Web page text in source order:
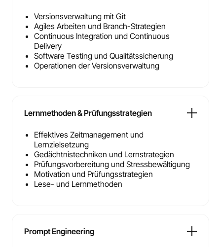
Versionsverwaltung mit Git
Agiles Arbeiten und Branch-Strategien
Continuous Integration und Continuous
Delivery
Software Testing und Qualitätssicherung
Operationen der Versionsverwaltung
Lernmethoden & Prüfungsstrategien
Effektives Zeitmanagement und
Lernzielsetzung
Gedächtnistechniken und Lernstrategien
Prüfungsvorbereitung und Stressbewältigung
Motivation und Prüfungsstrategien
Lese- und Lernmethoden
Prompt Engineering